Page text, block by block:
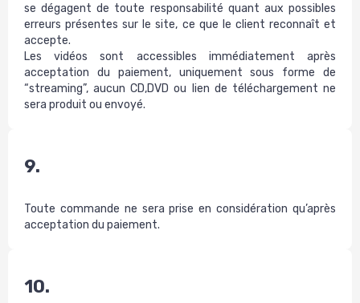
se dégagent de toute responsabilité quant aux possibles
erreurs présentes sur le site, ce que le client reconnaît et
accepte.
Les vidéos sont accessibles immédiatement après
acceptation du paiement, uniquement sous forme de
“streaming”, aucun CD,DVD ou lien de téléchargement ne
sera produit ou envoyé.
9.
Toute commande ne sera prise en considération qu’après
acceptation du paiement.
10.